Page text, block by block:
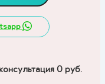
0 руб.